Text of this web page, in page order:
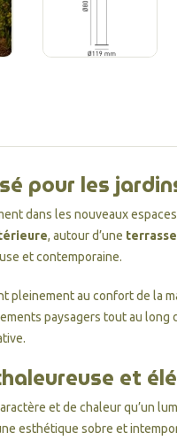
pour les
dans les nouveaux
, autour d’une
et contemporaine.
pleinement au confort de la
paysagers tout au
et
et de chaleur qu’un
esthétique sobre et